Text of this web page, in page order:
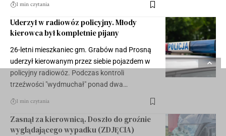
1 min czytania
Uderzył w radiowóz policyjny. Młody
kierowca był kompletnie pijany
26-letni mieszkaniec gm. Grabów nad Prosną
uderzył kierowanym przez siebie pojazdem w
policyjny radiowóz. Podczas kontroli
trzeźwości "wydmuchał" ponad dwa…
1 min czytania
Zasnął za kierownicą. Doszło do groźnie
wyglądającego wypadku (ZDJĘCIA)